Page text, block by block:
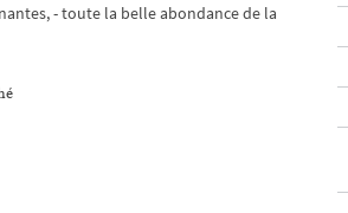
- toute la belle abondance de la